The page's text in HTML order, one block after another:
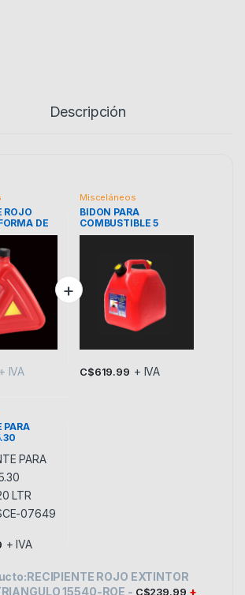
Descripción
ROJO
DE
15540-
+ IVA
Misceláneos
BIDON PARA
COMBUSTIBLE 5
LITROS.
C$619.99 + IVA
PARA
LTR
07649
+ IVA
RECIPIENTE ROJO EXTINTOR
15540-ROE - C$239.99 +